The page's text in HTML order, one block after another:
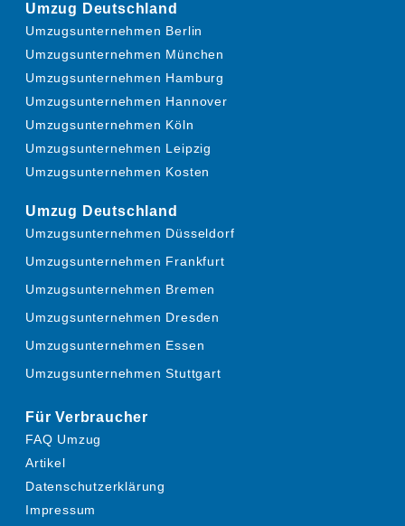
Umzug Deutschland
Umzugsunternehmen Berlin
Umzugsunternehmen München
Umzugsunternehmen Hamburg
Umzugsunternehmen Hannover
Umzugsunternehmen Köln
Umzugsunternehmen Leipzig
Umzugsunternehmen Kosten
Umzug Deutschland
Umzugsunternehmen Düsseldorf
Umzugsunternehmen Frankfurt
Umzugsunternehmen Bremen
Umzugsunternehmen Dresden
Umzugsunternehmen Essen
Umzugsunternehmen Stuttgart
Für Verbraucher
FAQ Umzug
Artikel
Datenschutzerklärung
Impressum